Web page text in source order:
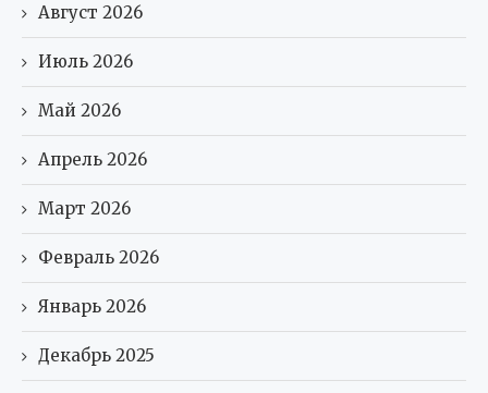
Август 2026
Июль 2026
Май 2026
Апрель 2026
Март 2026
Февраль 2026
Январь 2026
Декабрь 2025